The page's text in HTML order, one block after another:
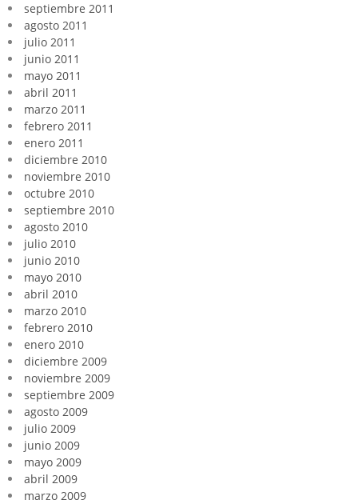
septiembre 2011
agosto 2011
julio 2011
junio 2011
mayo 2011
abril 2011
marzo 2011
febrero 2011
enero 2011
diciembre 2010
noviembre 2010
octubre 2010
septiembre 2010
agosto 2010
julio 2010
junio 2010
mayo 2010
abril 2010
marzo 2010
febrero 2010
enero 2010
diciembre 2009
noviembre 2009
septiembre 2009
agosto 2009
julio 2009
junio 2009
mayo 2009
abril 2009
marzo 2009